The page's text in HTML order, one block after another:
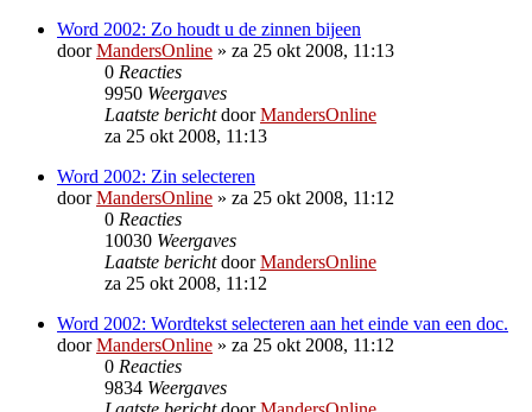
Word 2002: Zo houdt u de zinnen bijeen
doorMandersOnline » za 25 okt 2008, 11:13
0 Reacties
9950 Weergaves
Laatste berichtdoorMandersOnline
za 25 okt 2008, 11:13
Word 2002: Zin selecteren
doorMandersOnline » za 25 okt 2008, 11:12
0 Reacties
10030 Weergaves
Laatste berichtdoorMandersOnline
za 25 okt 2008, 11:12
Word 2002: Wordtekst selecteren aan het einde van een doc.
doorMandersOnline » za 25 okt 2008, 11:12
0 Reacties
9834 Weergaves